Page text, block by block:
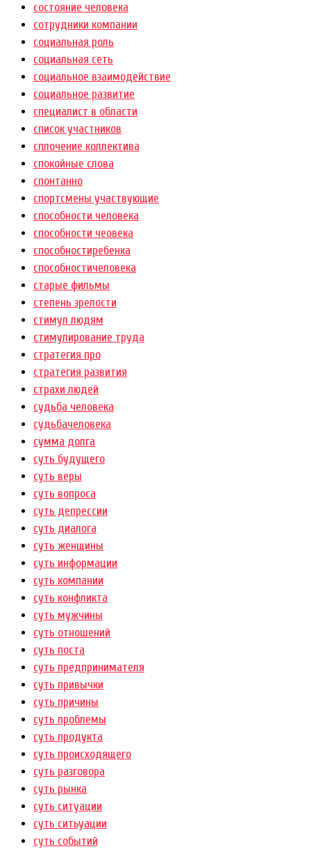
состояние человека
сотрудники компании
социальная роль
социальная сеть
социальное взаимодействие
социальное развитие
специалист в области
список участников
сплочение коллектива
спокойные слова
спонтанно
спортсмены участвующие
способности человека
способности чеовека
способностиребенка
способностичеловека
старые фильмы
степень зрелости
стимул людям
стимулирование труда
стратегия про
стратегия развития
страхи людей
судьба человека
судьбачеловека
сумма долга
суть будущего
суть веры
суть вопроса
суть депрессии
суть диалога
суть женщины
суть информации
суть компании
суть конфликта
суть мужчины
суть отношений
суть поста
суть предпринимателя
суть привычки
суть причины
суть проблемы
суть продукта
суть происходящего
суть разговора
суть рынка
суть ситуации
суть ситьуации
суть событий